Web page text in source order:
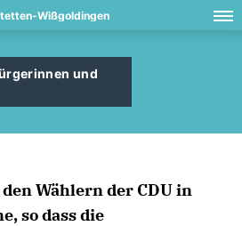
Wißgoldingen
und
Wählern der CDU in
so dass die